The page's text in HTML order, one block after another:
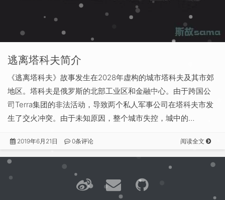
逃离塔科夫简介
《逃离塔科夫》故事发生在2028年虚构的城市塔科夫及其市郊
地区。塔科夫是俄罗斯的北部工业区和金融中心。由于跨国公
司Terra集团的非法活动，导致两个私人军事公司在塔科夫市发
生了交火冲突。由于未知原因，整个城市失控，城中的…
2019年6月21日 0条评论 阅读全文